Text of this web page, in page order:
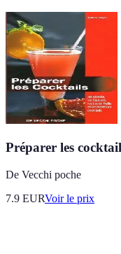
Préparer les
De Vecchi poche
7.9 EURVoir le prix